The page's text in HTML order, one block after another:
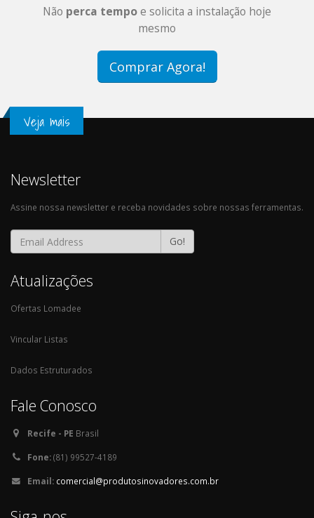
Não perca tempoe solicita a instalação hoje
mesmo
Comprar Agora!
Veja mais
Newsletter
Assine nossa newsletter e receba novidades sobre nossas ferramentas.
Go!
Atualizações
Ofertas Lomadee
Vincular Listas
Dados Estruturados
Fale Conosco
Recife - PE Brasil
Fone:(81) 99527-4189
Email: comercial@produtosinovadores.com.br